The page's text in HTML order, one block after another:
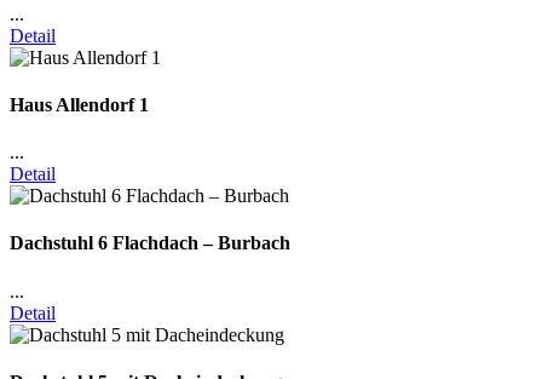
...
Detail
Haus Allendorf 1
...
Detail
Dachstuhl 6 Flachdach – Burbach
...
Detail